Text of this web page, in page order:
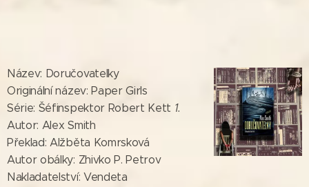
Název: Doručovatelky
Originální název: Paper Girls
Série: Šéfinspektor Robert Kett 1.
Autor: Alex Smith
Překlad: Alžběta Komrsková
Autor obálky: Zhivko P. Petrov
Nakladatelství: Vendeta